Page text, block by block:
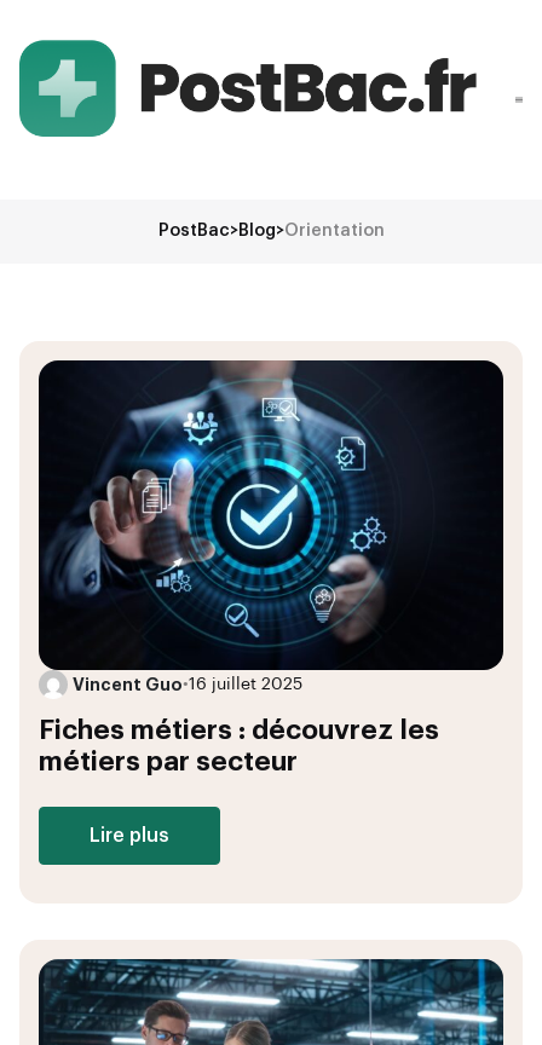
PostBac>Blog>Orientation
Vincent Guo•16 juillet 2025
Fiches métiers : découvrez les
métiers par secteur
Lire plus